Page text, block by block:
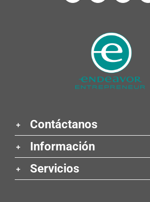
Contáctanos
Información
Servicios